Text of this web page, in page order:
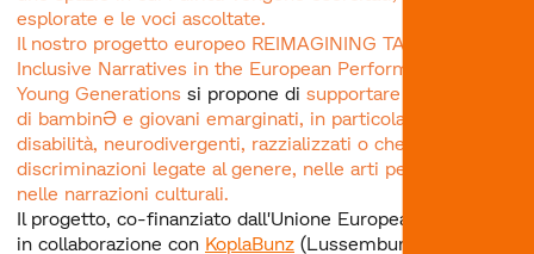
esplorate e le voci ascoltate.
Il nostro progetto europeo REIMAGINING TALES:
Inclusive Narratives in the European Performing Arts for
Young Generations si propone di supportare l'inclusione
di bambinƏ e giovani emarginati, in particolare con
disabilità, neurodivergenti, razzializzati o che subiscono
discriminazioni legate al genere, nelle arti performative e
nelle narrazioni culturali.
Il progetto, co-finanziato dall'Unione Europea e realizzato
in collaborazione con KoplaBunz (Lussemburgo) e